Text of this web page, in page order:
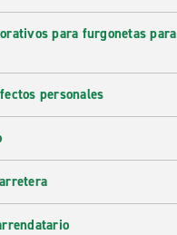
para furgonetas
personales